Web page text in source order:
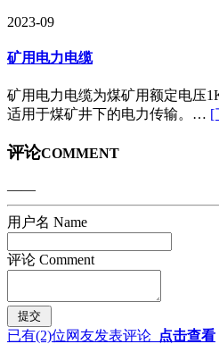
2023-09
矿用电力电缆
矿用电力电缆为煤矿用额定电压
适用于煤矿井下的电力传输。… [
评论COMMENT
——
用户名 Name
评论 Comment
已有(2)位网友发表评论 点击查看